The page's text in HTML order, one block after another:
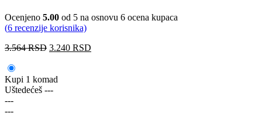
Ocenjeno 5.00 od 5 na osnovu 6 ocena kupaca
(6 recenzije korisnika)
3.564RSD 3.240 RSD
Kupi 1 komad
Uštedećeš ---
---
---